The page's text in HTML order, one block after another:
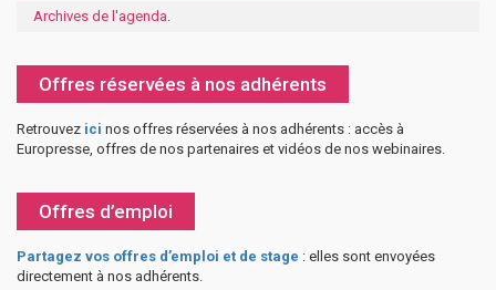
Archives de l'agenda
Offres réservées à nos adhérents
Retrouvez ici nos offres réservées à nos adhérents : accès à
Europresse, offres de nos partenaires et vidéos de nos webinaires.
Offres d’emploi
Partagez vos offres d’emploi et de stage : elles sont envoyées
directement à nos adhérents.